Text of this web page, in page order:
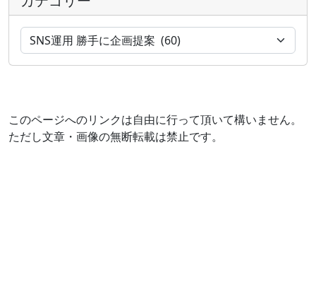
このページへのリンクは自由に行って頂いて構いません。
ただし文章・画像の無断転載は禁止です。